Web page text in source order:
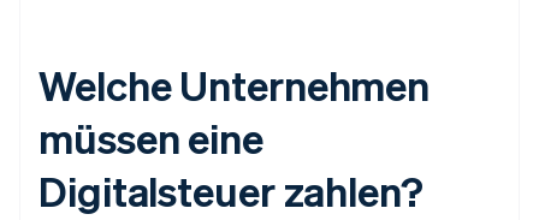
Welche Unternehmen
müssen eine
Digitalsteuer zahlen?